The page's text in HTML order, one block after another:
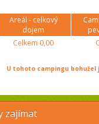
Areál - celkový
dojem
Celkem 0,00
U tohoto campingu
zajímat